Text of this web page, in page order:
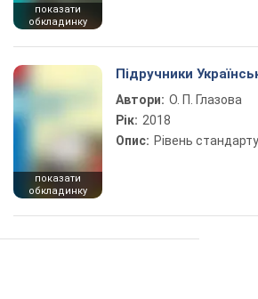
показати
обкладинку
показати
обкладинку
Підручники
Автори: О. П. Глазова
Рік: 2018
Опис: Рівень стандарту